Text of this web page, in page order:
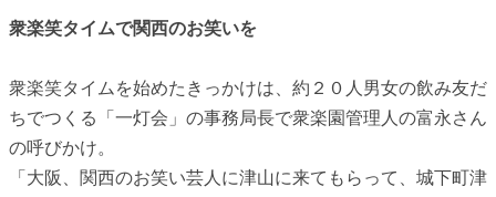
衆楽笑タイムで関西のお笑いを
衆楽笑タイムを始めたきっかけは、約２０人男女の飲み友だ
ちでつくる「一灯会」の事務局長で衆楽園管理人の富永さん
の呼びかけ。
「大阪、関西のお笑い芸人に津山に来てもらって、城下町津